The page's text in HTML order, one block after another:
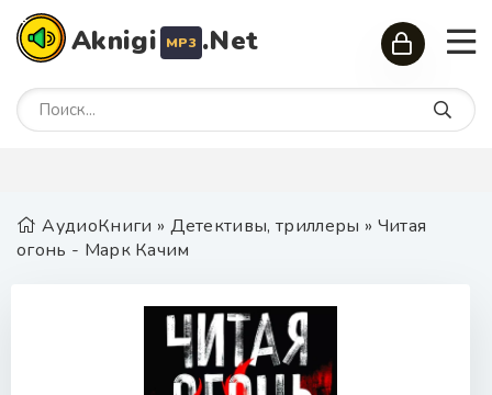
Aknigi MP3 .Net
АудиоКниги » Детективы, триллеры » Читая
огонь - Марк Качим